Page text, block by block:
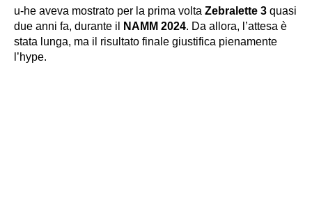
u-he aveva mostrato per la prima volta Zebralette 3 quasi
due anni fa, durante il
NAMM 2024. Da allora, l’attesa è
stata lunga, ma il risultato finale giustifica pienamente
l’hype.